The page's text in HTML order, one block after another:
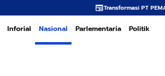
Transformasi PT PEMA Memerlukan
Inforial Nasional Parlementaria Politik